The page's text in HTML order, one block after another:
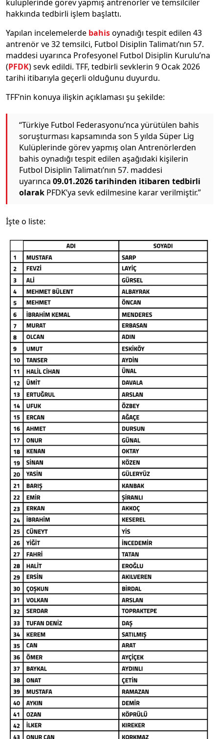
kulüplerinde görev yapmış antrenörler ve temsilciler
hakkında tedbirli işlem başlattı.
Yapılan incelemelerde bahisoynadığı tespit edilen 43
antrenör ve 32 temsilci, Futbol Disiplin Talimatı’nın 57.
maddesi uyarınca Profesyonel Futbol Disiplin Kurulu’na
(PFDK) sevk edildi. TFF, tedbirli sevklerin 9 Ocak 2026
tarihi itibarıyla geçerli olduğunu duyurdu.
TFF’nin konuya ilişkin açıklaması şu şekilde:
“Türkiye Futbol Federasyonu’nca yürütülen bahis
soruşturması kapsamında son 5 yılda Süper Lig
Kulüplerinde görev yapmış olan Antrenörlerden
bahis oynadığı tespit edilen aşağıdaki kişilerin
Futbol Disiplin Talimatı’nın 57. maddesi
uyarınca 09.01.2026 tarihinden itibaren tedbirli
olarak PFDK’ya sevk edilmesine karar verilmiştir.”
İşte o liste: